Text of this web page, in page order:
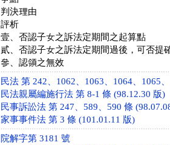
判決理由
評析
壹、否認子女之訴法定期間之起算點
貳、否認子女之訴法定期間過後，可否提
參、認領之無效
民法 第 242、1062、1063、1064、1065
民法親屬編施行法 第 8-1 條 (98.12.30 版)
民事訴訟法 第 247、589、590 條
家事事件法 第 3 條 (101.01.11 版)
院解字第 3181 號